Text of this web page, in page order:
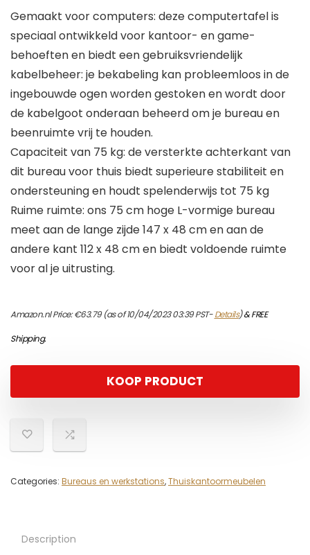
Gemaakt voor computers: deze computertafel is
speciaal ontwikkeld voor kantoor- en game-
behoeften en biedt een gebruiksvriendelijk
kabelbeheer: je bekabeling kan probleemloos in de
ingebouwde ogen worden gestoken en wordt door
de kabelgoot onderaan beheerd om je bureau en
beenruimte vrij te houden.
Capaciteit van 75 kg: de versterkte achterkant van
dit bureau voor thuis biedt superieure stabiliteit en
ondersteuning en houdt spelenderwijs tot 75 kg
Ruime ruimte: ons 75 cm hoge L-vormige bureau
meet aan de lange zijde 147 x 48 cm en aan de
andere kant 112 x 48 cm en biedt voldoende ruimte
voor al je uitrusting.
Amazon.nl Price:€63.79(as of 10/04/2023 03:39 PST-Details)&FREE
Shipping.
KOOP PRODUCT
Categories: Bureaus en werkstations,Thuiskantoormeubelen
Description